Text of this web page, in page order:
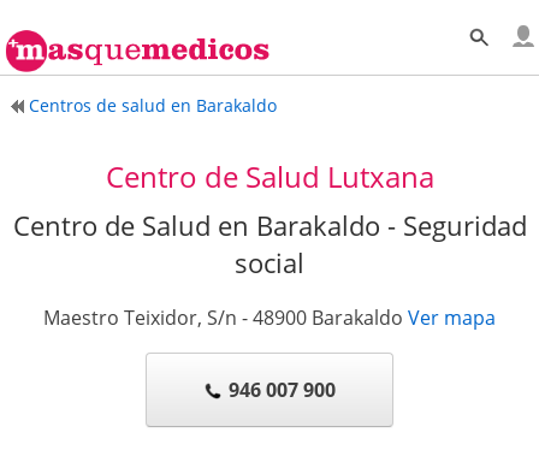
Centros de salud en Barakaldo
Centro de Salud Lutxana
Centro de Salud en Barakaldo - Seguridad
social
Maestro Teixidor, S/n -48900 Barakaldo Ver mapa
946 007 900